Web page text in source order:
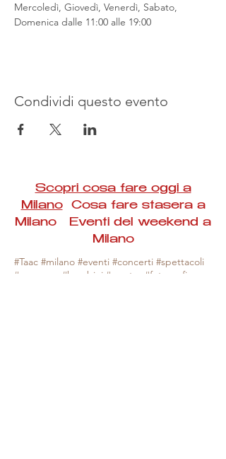
Mercoledì, Giovedì, Venerdì, Sabato,
Domenica dalle 11:00 alle 19:00
Condividi questo evento
Scopri cosa fare oggi a
MilanoCosa fare stasera a
Milano Eventi del weekend a
Milano
#Taac #milano #eventi #concerti #spettacoli
#rassegne #bambini #mostre #fotografia